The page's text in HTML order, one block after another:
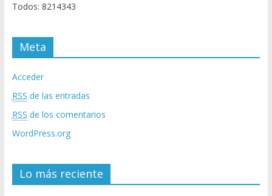
Todos: 8214343
Meta
Acceder
RSS de las entradas
RSS de los comentarios
WordPress.org
Lo más reciente